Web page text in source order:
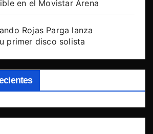
en el Movistar Arena
Rojas Parga lanza
primer disco solista